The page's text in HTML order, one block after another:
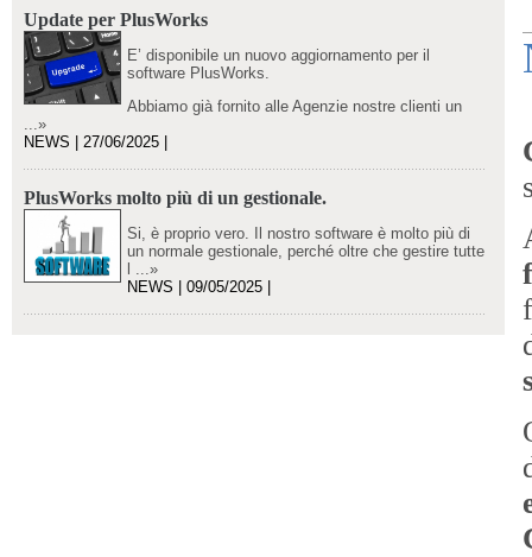
Update per PlusWorks
E’ disponibile un nuovo aggiornamento per il
software PlusWorks.
Abbiamo già fornito alle Agenzie nostre clienti un
...»
NEWS | 27/06/2025 |
PlusWorks molto più di un gestionale.
Si, è proprio vero. Il nostro software è molto più di
un normale gestionale, perché oltre che gestire tutte
l ...»
NEWS | 09/05/2025 |